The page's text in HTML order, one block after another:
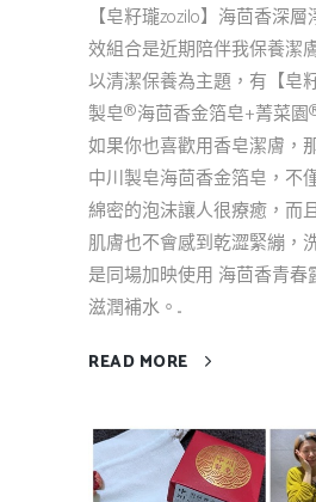
【皂籽瓏zozilo】海茴香深
效組合是近期陪伴我保養潔
以清潔保養為主題，有【皂
製皂®海茴香金箔皂+菁菜園
如果你也喜歡用香皂潔膚，
中川製皂海茴香金箔皂，不
綿密的泡沫讓人很療癒，而
肌膚也不會感到乾澀緊繃，
是同場加映使用 海茴香青春
滋潤補水。...
READ MORE